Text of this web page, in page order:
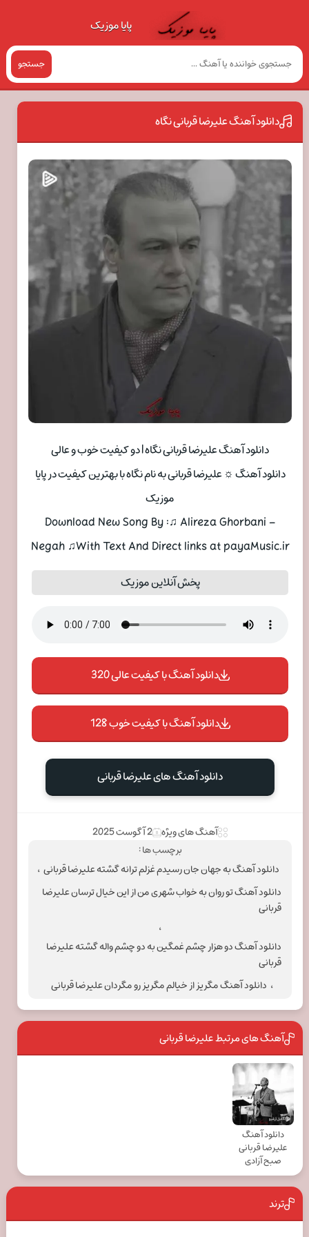
پایا موزیک
جستجو
دانلود آهنگ علیرضا قربانی نگاه
دانلود آهنگ علیرضا قربانی نگاه | دو کیفیت خوب و عالی
دانلود آهنگ ☼ علیرضا قربانی به نام نگاه با بهترین کیفیت در پایا
موزیک
Download New Song By :♫ Alireza Ghorbani –
Negah ♫With Text And Direct links at payaMusic.ir
پخش آنلاین موزیک
دانلود آهنگ با کیفیت عالی 320
دانلود آهنگ با کیفیت خوب 128
دانلود آهنگ های علیرضا قربانی
آهنگ های ویژه 2 آگوست 2025
برچسب ها :
دانلود آهنگ به جهان جان رسیدم غزلم ترانه گشته علیرضا قربانی ،
دانلود آهنگ تو روان به خواب شهری من از این خیال ترسان علیرضا
قربانی
،
دانلود آهنگ دو هزار چشم غمگین به دو چشم واله گشته علیرضا
قربانی
، دانلود آهنگ مگریز از خیالم مگریز رو مگردان علیرضا قربانی
آهنگ های مرتبط علیرضا قربانی
دانلود آهنگ
علیرضا قربانی
صبح آزادی
ترند